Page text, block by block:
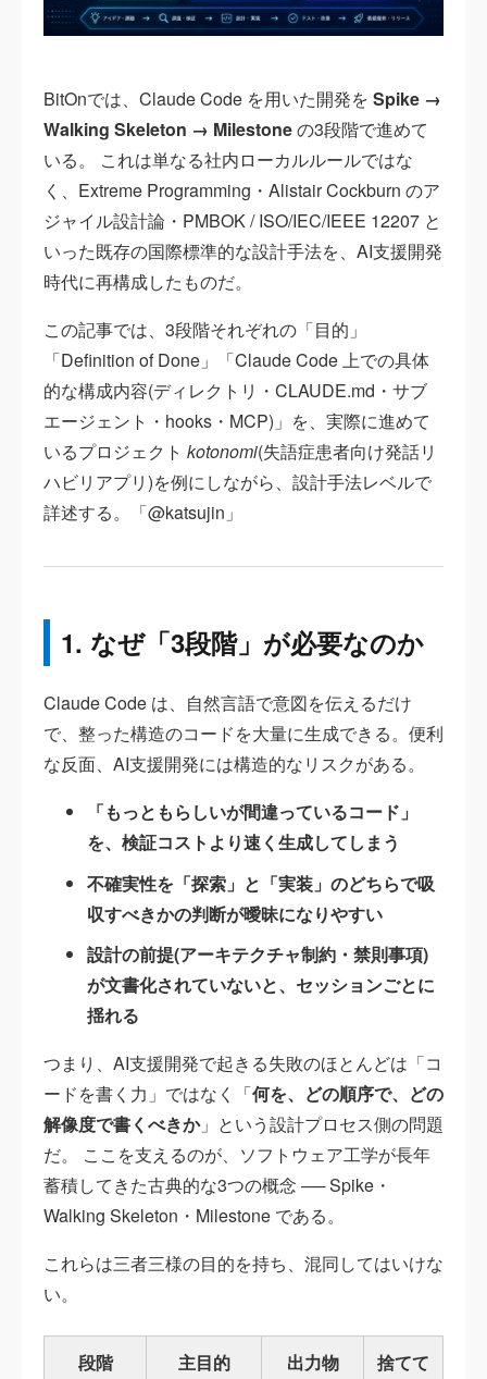
BitOnでは、Claude Code を用いた開発を Spike →
Walking Skeleton → Milestoneの3段階で進めて
いる。 これは単なる社内ローカルルールではな
く、Extreme Programming・Alistair Cockburn のア
ジャイル設計論・PMBOK / ISO/IEC/IEEE 12207 と
いった既存の国際標準的な設計手法を、AI支援開発
時代に再構成したものだ。
この記事では、3段階それぞれの「目的」
「Definition of Done」「Claude Code 上での具体
的な構成内容(ディレクトリ・CLAUDE.md・サブ
エージェント・hooks・MCP)」を、実際に進めて
いるプロジェクト kotonomi(失語症患者向け発話リ
ハビリアプリ)を例にしながら、設計手法レベルで
詳述する。「@katsujin」
1. なぜ「3段階」が必要なのか
Claude Code は、自然言語で意図を伝えるだけ
で、整った構造のコードを大量に生成できる。便利
な反面、AI支援開発には構造的なリスクがある。
「もっともらしいが間違っているコード」
を、検証コストより速く生成してしまう
不確実性を「探索」と「実装」のどちらで吸
収すべきかの判断が曖昧になりやすい
設計の前提(アーキテクチャ制約・禁則事項)
が文書化されていないと、セッションごとに
揺れる
つまり、AI支援開発で起きる失敗のほとんどは「コ
ードを書く力」ではなく「何を、どの順序で、どの
解像度で書くべきか」という設計プロセス側の問題
だ。 ここを支えるのが、ソフトウェア工学が長年
蓄積してきた古典的な3つの概念 ── Spike・
Walking Skeleton・Milestone である。
これらは三者三様の目的を持ち、混同してはいけな
い。
段階 主目的 出力物
捨てて